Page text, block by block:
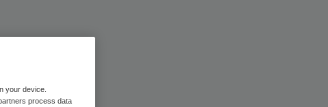
your device.
process data